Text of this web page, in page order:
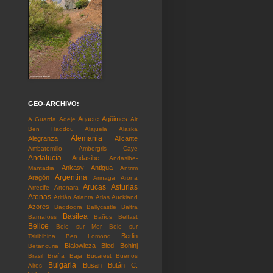
GEO-ARCHIVO:
A Guarda Adeje Agaete Agüimes Ait
Ben Haddou
Alajuela Alaska
Alegranza Alemania Alicante
Ambatomillo Ambergris Caye
Andalucía Andasibe
Andasibe-
Mantadia
Ankasy Antigua Antrim
Aragón Argentina Arinaga
Arona
Arrecife
Artenara Arucas Asturias
Atenas Atitlán Atlanta Atlas Auckland
Azores Bagdogra Ballycastle
Baltra
Barnafoss
Basilea Baños Belfast
Belice Belo sur Mer
Belo sur
Tsiribihina
Ben Lomond Berlin
Betancuria Bialowieza Bled Bohinj
Brasil Breña Baja Bucarest
Buenos
Aires
Bulgaria Busan Bután
C.